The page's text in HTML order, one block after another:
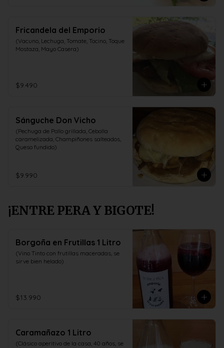
Fricandela del Emporio
(Vacuno, Lechuga, Tomate, Tocino, Toque
Mostaza, Mayo Casera)
$9.490
Sánguche Don Vicho
(Pechuga de Pollo grillada, Cebolla
caramelizada, Champiñones salteados,
Queso fundido)
$9.990
¡ENTRE PERA Y BIGOTE!
Borgoña en Frutillas 1 Litro
(Vino Tinto con frutillas maceradas, se
sirve bien helado)
$13.990
Caramañazo 1 Litro
(Clásico aperitivo de la casa, 40 años, se